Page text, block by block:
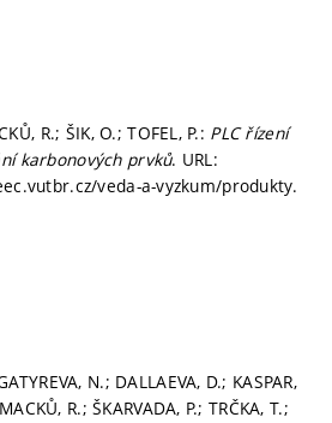
R.; ŠIK, O.; TOFEL, P.: PLC řízení
karbonových prvků. URL:
veda-a-vyzkum/produkty.
N.; DALLAEVA, D.; KASPAR,
R.; ŠKARVADA, P.; TRČKA, T.;